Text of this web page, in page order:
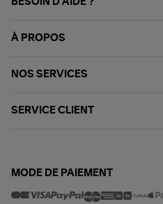
À PROPOS
NOS SERVICES
SERVICE CLIENT
MODE DE PAIEMENT